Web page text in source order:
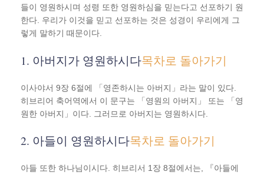
들이 영원하시며 성령 또한 영원하심을 믿는다고 선포하기 원
한다. 우리가 이것을 믿고 선포하는 것은 성경이 우리에게 그
렇게 말하기 때문이다.
1. 아버지가 영원하시다목차로 돌아가기
이사야서 9장 6절에 「영존하시는 아버지」라는 말이 있다.
히브리어 축어역에서 이 문구는 「영원의 아버지」 또는 「영
원한 아버지」이다. 그러므로 아버지는 영원하시다.
2. 아들이 영원하시다목차로 돌아가기
아들 또한 하나님이시다. 히브리서 1장 8절에서는, 『아들에